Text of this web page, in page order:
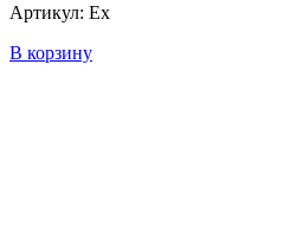
Артикул: Ex
В корзину